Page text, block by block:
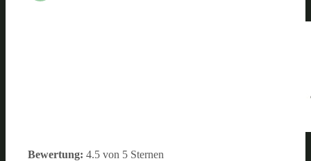
Bewertung: 4.5 von 5 Sternen